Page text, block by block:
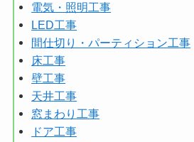
電気・照明工事
LED工事
間仕切り・パーティション工事
床工事
壁工事
天井工事
窓まわり工事
ドア工事